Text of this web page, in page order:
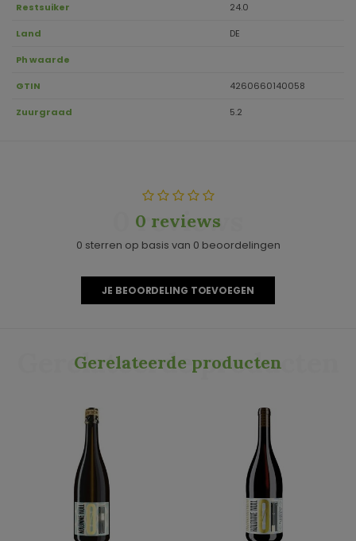
Restsuiker 24.0
Land DE
Ph waarde
GTIN 4260660140058
Zuurgraad 5.2
0 reviews
0 reviews
0 sterren op basis van 0 beoordelingen
JE BEOORDELING TOEVOEGEN
Gerelateerde producten
Gerelateerde producten